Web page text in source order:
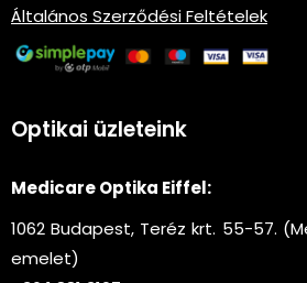
Általános Szerződési Feltételek
Optikai üzleteink
Medicare Optika Eiffel:
1062 Budapest, Teréz krt. 55-57.
emelet)